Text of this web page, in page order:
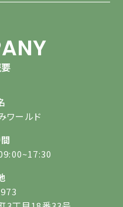
ワールド